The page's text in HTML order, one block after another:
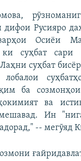
дифои Русияро
Осиёи
суҳбат сари
суҳбат
ба созмонҳои
ва
Ин
-- мегӯяд